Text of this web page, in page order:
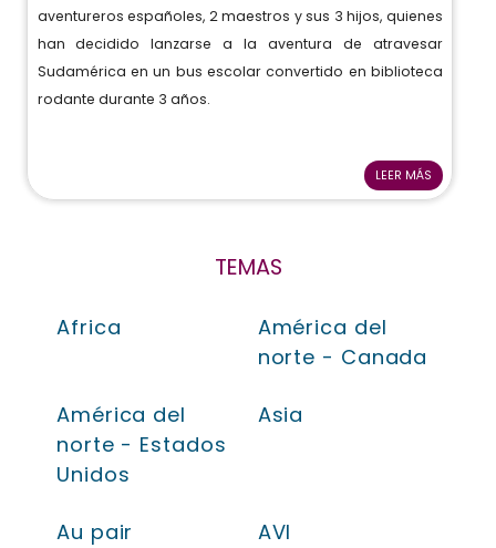
aventureros españoles, 2 maestros y sus 3 hijos, quienes
han decidido lanzarse a la aventura de atravesar
Sudamérica en un bus escolar convertido en biblioteca
rodante durante 3 años.
LEER MÁS
TEMAS
Africa
América del
norte - Canada
América del
norte - Estados
Unidos
Asia
Au pair AVI